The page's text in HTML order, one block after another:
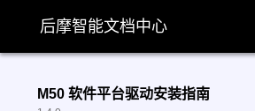
M50 软件平台驱动安装指南